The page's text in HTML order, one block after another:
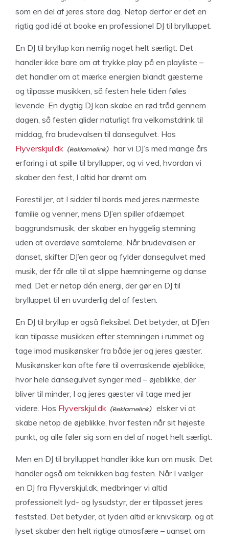
som en del af jeres store dag. Netop derfor er det en
rigtig god idé at booke en professionel DJ til brylluppet.
En DJ til bryllup kan nemlig noget helt særligt. Det
handler ikke bare om at trykke play på en playliste –
det handler om at mærke energien blandt gæsterne
og tilpasse musikken, så festen hele tiden føles
levende. En dygtig DJ kan skabe en rød tråd gennem
dagen, så festen glider naturligt fra velkomstdrink til
middag, fra brudevalsen til dansegulvet. Hos
Flyverskjul.dk
har vi DJ’s med mange års
erfaring i at spille til bryllupper, og vi ved, hvordan vi
skaber den fest, I altid har drømt om.
Forestil jer, at I sidder til bords med jeres nærmeste
familie og venner, mens DJ’en spiller afdæmpet
baggrundsmusik, der skaber en hyggelig stemning
uden at overdøve samtalerne. Når brudevalsen er
danset, skifter DJ’en gear og fylder dansegulvet med
musik, der får alle til at slippe hæmningerne og danse
med. Det er netop dén energi, der gør en DJ til
brylluppet til en uvurderlig del af festen.
En DJ til bryllup er også fleksibel. Det betyder, at DJ’en
kan tilpasse musikken efter stemningen i rummet og
tage imod musikønsker fra både jer og jeres gæster.
Musikønsker kan ofte føre til overraskende øjeblikke,
hvor hele dansegulvet synger med – øjeblikke, der
bliver til minder, I og jeres gæster vil tage med jer
videre. Hos Flyverskjul.dk
elsker vi at
skabe netop de øjeblikke, hvor festen når sit højeste
punkt, og alle føler sig som en del af noget helt særligt.
Men en DJ til brylluppet handler ikke kun om musik. Det
handler også om teknikken bag festen. Når I vælger
en DJ fra Flyverskjul.dk, medbringer vi altid
professionelt lyd- og lysudstyr, der er tilpasset jeres
feststed. Det betyder, at lyden altid er knivskarp, og at
lyset skaber den helt rigtige atmosfære – uanset om